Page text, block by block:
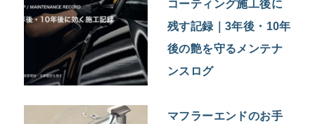
コーティング施工後に
残す記録｜3年後・10年
後の艶を守るメンテナ
ンスログ
マフラーエンドのお手